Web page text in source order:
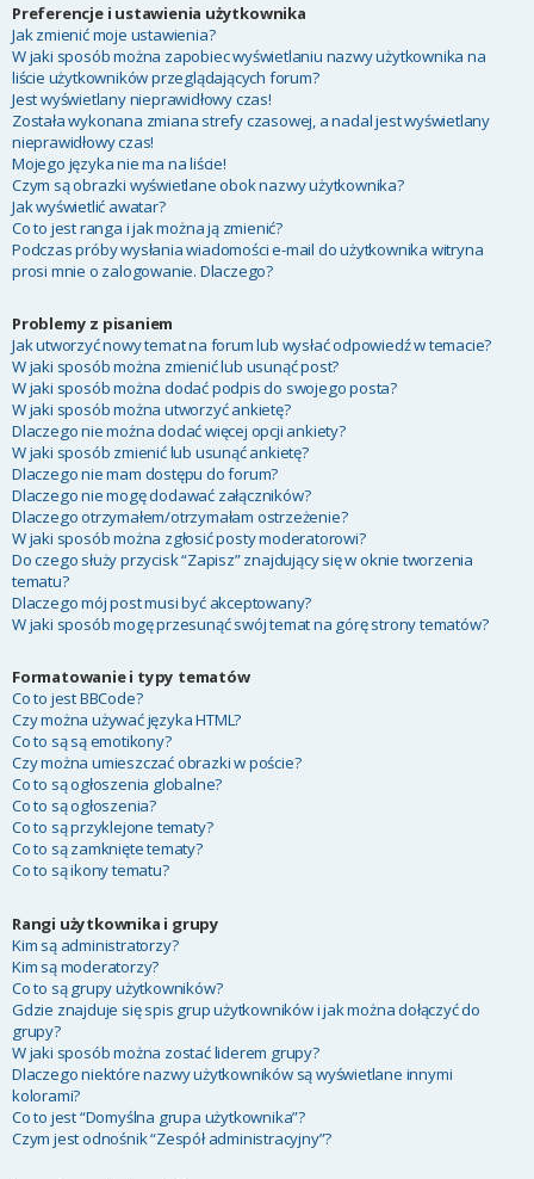
Preferencje i ustawienia użytkownika
Jak zmienić moje ustawienia?
W jaki sposób można zapobiec wyświetlaniu nazwy użytkownika na
liście użytkowników przeglądających forum?
Jest wyświetlany nieprawidłowy czas!
Została wykonana zmiana strefy czasowej, a nadal jest wyświetlany
nieprawidłowy czas!
Mojego języka nie ma na liście!
Czym są obrazki wyświetlane obok nazwy użytkownika?
Jak wyświetlić awatar?
Co to jest ranga i jak można ją zmienić?
Podczas próby wysłania wiadomości e-mail do użytkownika witryna
prosi mnie o zalogowanie. Dlaczego?
Problemy z pisaniem
Jak utworzyć nowy temat na forum lub wysłać odpowiedź w temacie?
W jaki sposób można zmienić lub usunąć post?
W jaki sposób można dodać podpis do swojego posta?
W jaki sposób można utworzyć ankietę?
Dlaczego nie można dodać więcej opcji ankiety?
W jaki sposób zmienić lub usunąć ankietę?
Dlaczego nie mam dostępu do forum?
Dlaczego nie mogę dodawać załączników?
Dlaczego otrzymałem/otrzymałam ostrzeżenie?
W jaki sposób można zgłosić posty moderatorowi?
Do czego służy przycisk “Zapisz” znajdujący się w oknie tworzenia
tematu?
Dlaczego mój post musi być akceptowany?
W jaki sposób mogę przesunąć swój temat na górę strony tematów?
Formatowanie i typy tematów
Co to jest BBCode?
Czy można używać języka HTML?
Co to są są emotikony?
Czy można umieszczać obrazki w poście?
Co to są ogłoszenia globalne?
Co to są ogłoszenia?
Co to są przyklejone tematy?
Co to są zamknięte tematy?
Co to są ikony tematu?
Rangi użytkownika i grupy
Kim są administratorzy?
Kim są moderatorzy?
Co to są grupy użytkowników?
Gdzie znajduje się spis grup użytkowników i jak można dołączyć do
grupy?
W jaki sposób można zostać liderem grupy?
Dlaczego niektóre nazwy użytkowników są wyświetlane innymi
kolorami?
Co to jest “Domyślna grupa użytkownika”?
Czym jest odnośnik “Zespół administracyjny”?